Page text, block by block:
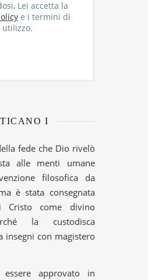
Lei accetta la
e i termini di
utilizzo.
I
alle menti umane
filosofica da
è stata consegnata
Cristo come divino
la custodisca
insegni con magistero
essere approvato in